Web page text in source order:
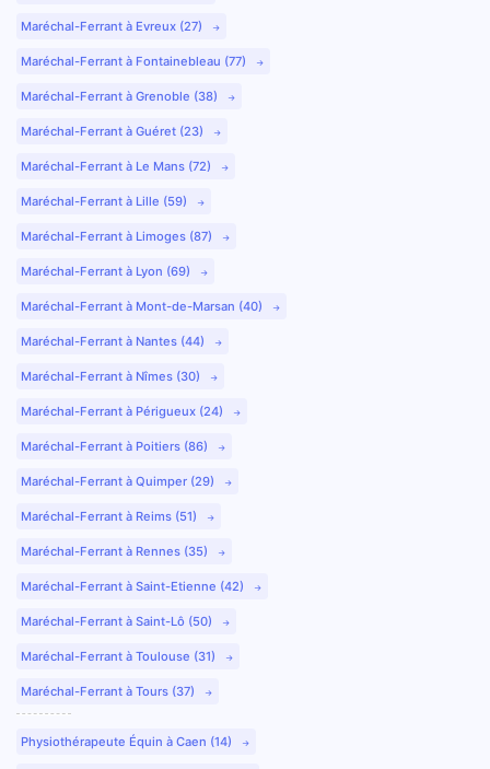
Maréchal-Ferrant à Evreux (27)
Maréchal-Ferrant à Fontainebleau (77)
Maréchal-Ferrant à Grenoble (38)
Maréchal-Ferrant à Guéret (23)
Maréchal-Ferrant à Le Mans (72)
Maréchal-Ferrant à Lille (59)
Maréchal-Ferrant à Limoges (87)
Maréchal-Ferrant à Lyon (69)
Maréchal-Ferrant à Mont-de-Marsan (40)
Maréchal-Ferrant à Nantes (44)
Maréchal-Ferrant à Nîmes (30)
Maréchal-Ferrant à Périgueux (24)
Maréchal-Ferrant à Poitiers (86)
Maréchal-Ferrant à Quimper (29)
Maréchal-Ferrant à Reims (51)
Maréchal-Ferrant à Rennes (35)
Maréchal-Ferrant à Saint-Etienne (42)
Maréchal-Ferrant à Saint-Lô (50)
Maréchal-Ferrant à Toulouse (31)
Maréchal-Ferrant à Tours (37)
Physiothérapeute Équin à Caen (14)